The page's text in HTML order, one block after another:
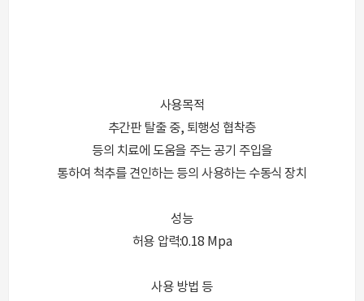
사용목적
추간판 탈출 중, 퇴행성 협착층
등의 치료에 도움을 주는 공기 주입을
통하여 척추를 견인하는 등의 사용하는 수동식 장치
성능
허용 압력:0.18 Mpa
사용 방법 등